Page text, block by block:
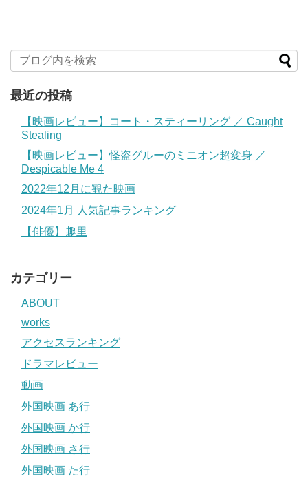
最近の投稿
【映画レビュー】コート・スティーリング ／ Caught
Stealing
【映画レビュー】怪盗グルーのミニオン超変身 ／
Despicable Me 4
2022年12月に観た映画
2024年1月 人気記事ランキング
【俳優】趣里
カテゴリー
ABOUT
works
アクセスランキング
ドラマレビュー
動画
外国映画 あ行
外国映画 か行
外国映画 さ行
外国映画 た行